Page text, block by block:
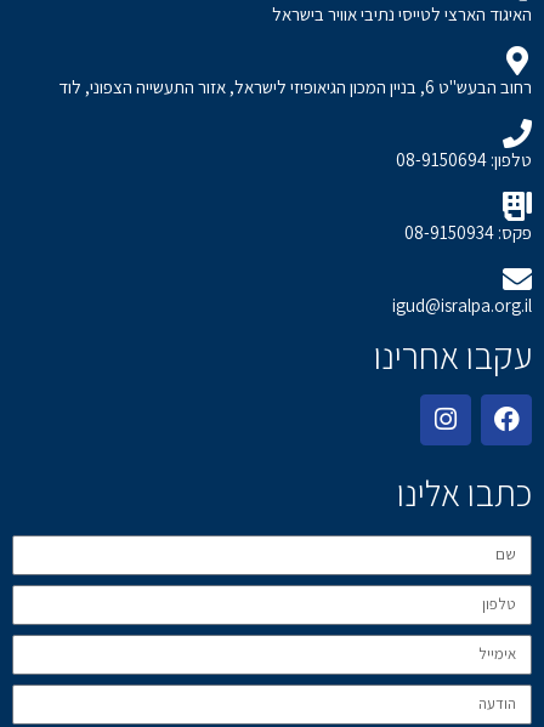
האיגוד הארצי לטייסי נתיבי אוויר בישראל
רחוב הבעש"ט 6, בניין המכון הגיאופיזי לישראל, אזור התעשייה הצפוני, לוד
טלפון: 08-9150694
פקס: 08-9150934
igud@isralpa.org.il
עקבו אחרינו
כתבו אלינו